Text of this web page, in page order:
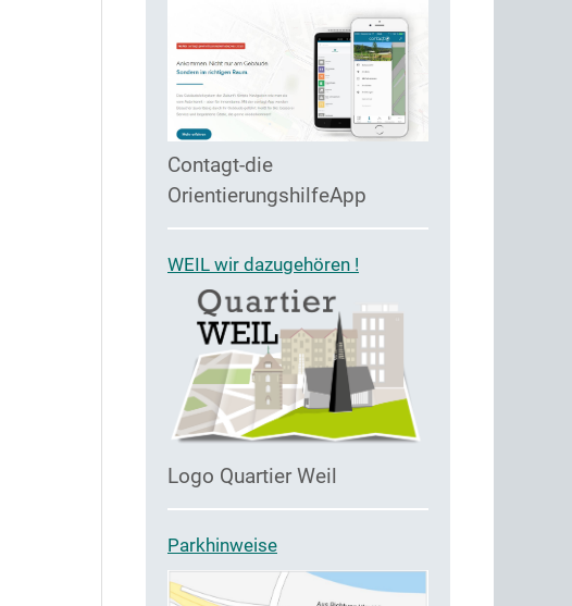
Contagt-die
OrientierungshilfeApp
WEIL wir dazugehören !
Logo Quartier Weil
Parkhinweise